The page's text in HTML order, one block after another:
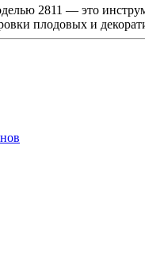
2811 — это
плодовых и